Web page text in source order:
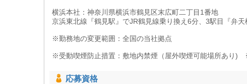
横浜本社：神奈川県横浜市鶴見区末広町二丁目1番地
京浜東北線『鶴見駅』でJR鶴見線乗り換え6分、3駅目『弁
※勤務地の変更範囲：全国の当社拠点
※受動喫煙防止措置：敷地内禁煙（屋外喫煙可能場所あり)
応募資格